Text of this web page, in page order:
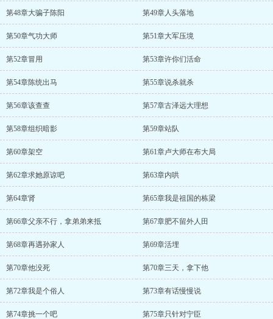
第48章大骗子陈阳 第49章人头落地
第50章气功大师 第51章大军压境
第52章冒用 第53章许你们活命
第54章陈统出马 第55章说杀就杀
第56章该查查 第57章古泽远大理想
第58章组织暗影 第59章站队
第60章架空 第61章卢大师在布大局
第62章求她原谅吧 第63章内哄
第64章肾 第65章我是祖国的栋梁
第66章父亲不行，拿弟弟来抵 第67章肥不留外人田
第68章再遇孙家人 第69章活埋
第70章他没死 第70章三天，拿下他
第72章我是个俗人 第73章有话慢慢说
第74章挑一个吧 第75章只针对宁臣